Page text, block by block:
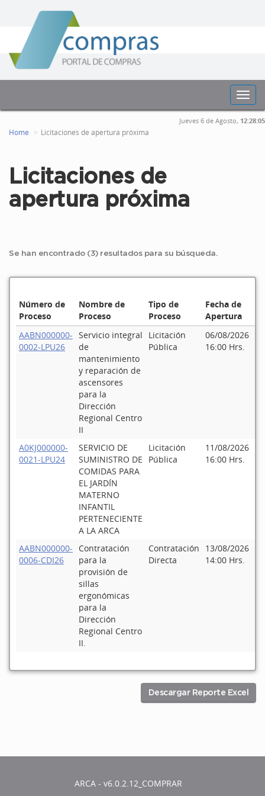
Jueves 6 de Agosto, 12:28:06
Home Licitaciones de apertura próxima
Licitaciones de
apertura próxima
Se han encontrado (3) resultados para su búsqueda.
Número de
Proceso
Nombre de
Proceso
Tipo de
Proceso
Fecha de
Apertura
AABN000000-
0002-LPU26
Servicio integral
de
mantenimiento
y reparación de
ascensores
para la
Dirección
Regional Centro
II
Licitación
Pública
06/08/2026
16:00 Hrs.
A0KJ000000-
0021-LPU24
SERVICIO DE
SUMINISTRO DE
COMIDAS PARA
EL JARDÍN
MATERNO
INFANTIL
PERTENECIENTE
A LA ARCA
Licitación
Pública
11/08/2026
16:00 Hrs.
AABN000000-
0006-CDI26
Contratación
para la
provisión de
sillas
ergonómicas
para la
Dirección
Regional Centro
II.
Contratación
Directa
13/08/2026
14:00 Hrs.
Descargar Reporte Excel
ARCA - v6.0.2.12_COMPRAR